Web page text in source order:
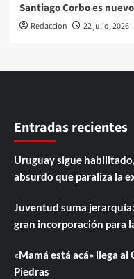
Santiago Corbo es
Redaccion 22 julio, 2026
Entradas recientes
Uruguay sigue
absurdo que paraliza la
Juventud suma
gran incorporación para
«Mamá está acá» llega
Piedras